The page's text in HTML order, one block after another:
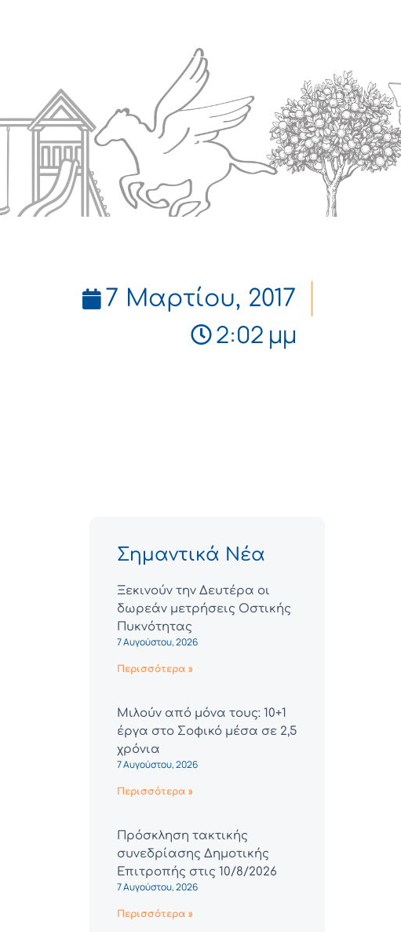
7 Μαρτίου, 2017
2:02 μμ
Σημαντικά Νέα
Ξεκινούν την Δευτέρα οι
δωρεάν μετρήσεις Οστικής
Πυκνότητας
7 Αυγούστου, 2026
Περισσότερα »
Μιλούν από μόνα τους: 10+1
έργα στο Σοφικό μέσα σε 2,5
χρόνια
7 Αυγούστου, 2026
Περισσότερα »
Πρόσκληση τακτικής
συνεδρίασης Δημοτικής
Επιτροπής στις 10/8/2026
7 Αυγούστου, 2026
Περισσότερα »